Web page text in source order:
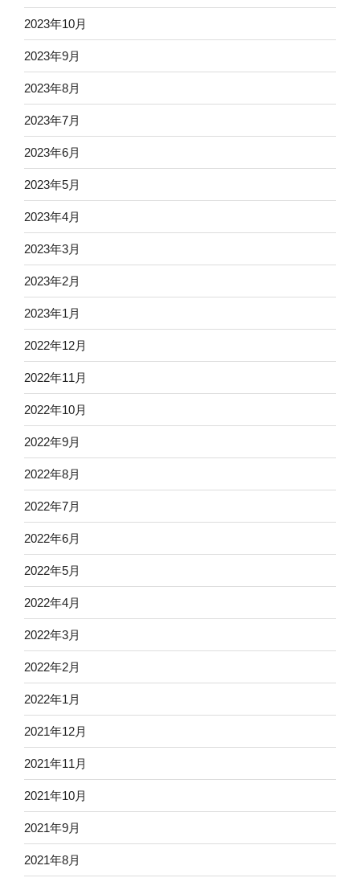
2023年10月
2023年9月
2023年8月
2023年7月
2023年6月
2023年5月
2023年4月
2023年3月
2023年2月
2023年1月
2022年12月
2022年11月
2022年10月
2022年9月
2022年8月
2022年7月
2022年6月
2022年5月
2022年4月
2022年3月
2022年2月
2022年1月
2021年12月
2021年11月
2021年10月
2021年9月
2021年8月